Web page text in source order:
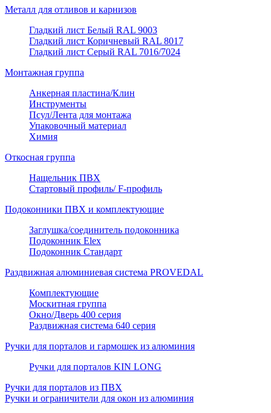
Металл для отливов и карнизов
Гладкий лист Белый RAL 9003
Гладкий лист Коричневый RAL 8017
Гладкий лист Серый RAL 7016/7024
Монтажная группа
Анкерная пластина/Клин
Инструменты
Псул/Лента для монтажа
Упаковочный материал
Химия
Откосная группа
Нащельник ПВХ
Стартовый профиль/ F-профиль
Подоконники ПВХ и комплектующие
Заглушка/соединитель подоконника
Подоконник Elex
Подоконник Стандарт
Раздвижная алюминиевая система PROVEDAL
Комплектующие
Москитная группа
Окно/Дверь 400 серия
Раздвижная система 640 серия
Ручки для порталов и гармошек из алюминия
Ручки для порталов KIN LONG
Ручки для порталов из ПВХ
Ручки и ограничители для окон из алюминия